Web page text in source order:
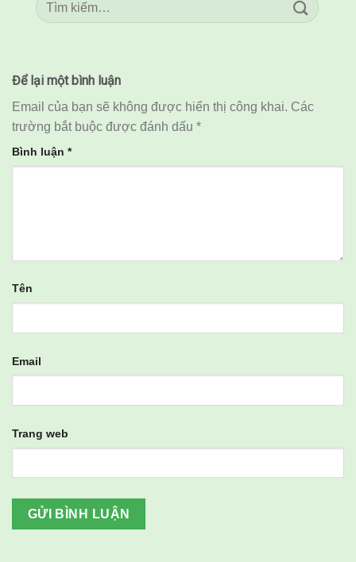
Để lại một bình luận
Email của bạn sẽ không được hiển thị công khai. Các
trường bắt buộc được đánh dấu *
Bình luận *
Tên
Email
Trang web